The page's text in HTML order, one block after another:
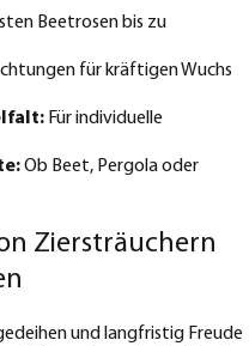
Beetrosen bis zu
für kräftigen Wuchs
Für individuelle
Ob Beet, Pergola oder
Ziersträuchern
und langfristig Freude